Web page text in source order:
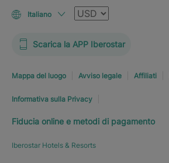
Italiano Valuta
Scarica la APP Iberostar
Mappa del luogo Avviso legale Affiliati
Informativa sulla Privacy
Fiducia online e metodi di pagamento
Iberostar Hotels & Resorts